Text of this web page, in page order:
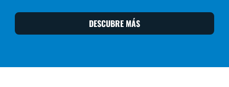
DESCUBRE MÁS